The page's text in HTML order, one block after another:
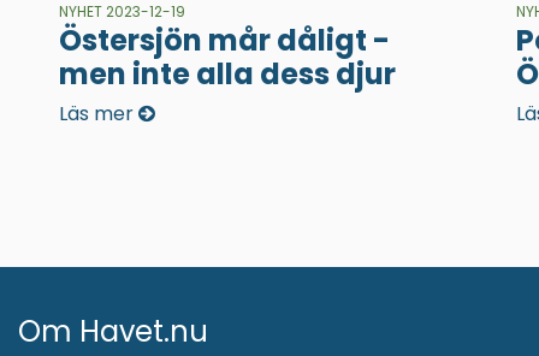
NYHET 2023-12-19
Östersjön mår dåligt -
men inte alla dess djur
Läs mer
Om Havet.nu